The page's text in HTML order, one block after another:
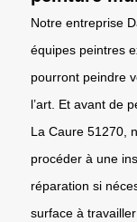
Notre entreprise
équipes peintres
pourront peindre
l’art. Et avant de
La Caure 51270,
procéder à une
réparation si
surface à